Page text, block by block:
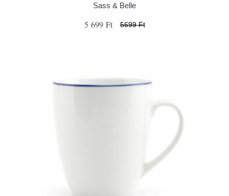
Sass & Belle
5 699 Ft 5699 Ft